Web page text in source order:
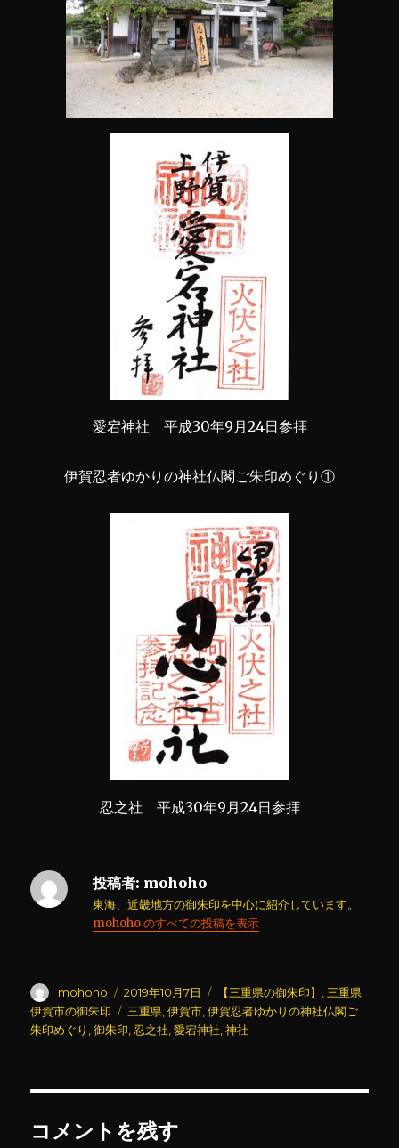
愛宕神社 平成30年9月24日参拝
伊賀忍者ゆかりの神社仏閣ご朱印めぐり①
忍之社 平成30年9月24日参拝
投稿者: mohoho
東海、近畿地方の御朱印を中心に紹介しています。
mohoho のすべての投稿を表示
投
稿
者
mohoho
投
稿
日:
2019年10月7日
カ
テ
ゴ
【三重県の御朱印】
三重県
伊賀市の御朱印
タ
グ
三重県 ,伊賀市 ,伊賀忍者ゆかりの神社仏閣ご
朱印めぐり ,御朱印 忍之社 ,愛宕神社 ,神社
コメントを残す